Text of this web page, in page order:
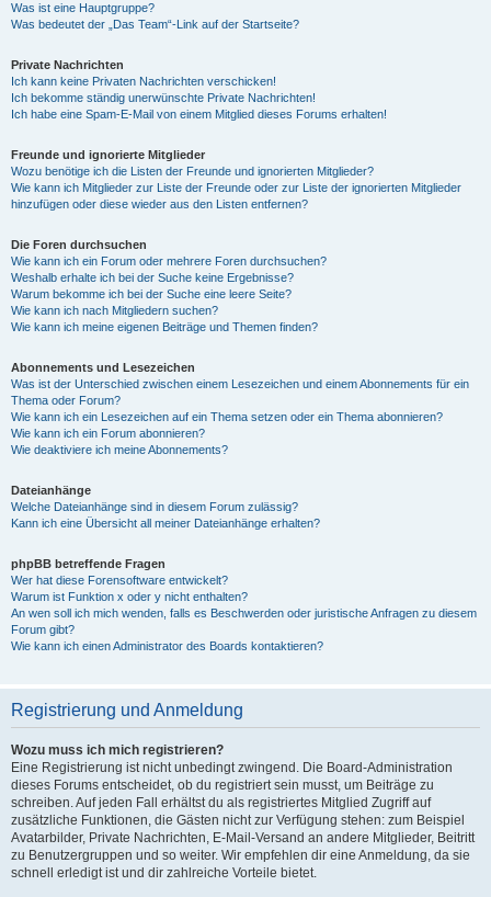
Was ist eine Hauptgruppe?
Was bedeutet der „Das Team“-Link auf der Startseite?
Private Nachrichten
Ich kann keine Privaten Nachrichten verschicken!
Ich bekomme ständig unerwünschte Private Nachrichten!
Ich habe eine Spam-E-Mail von einem Mitglied dieses Forums erhalten!
Freunde und ignorierte Mitglieder
Wozu benötige ich die Listen der Freunde und ignorierten Mitglieder?
Wie kann ich Mitglieder zur Liste der Freunde oder zur Liste der ignorierten Mitglieder
hinzufügen oder diese wieder aus den Listen entfernen?
Die Foren durchsuchen
Wie kann ich ein Forum oder mehrere Foren durchsuchen?
Weshalb erhalte ich bei der Suche keine Ergebnisse?
Warum bekomme ich bei der Suche eine leere Seite?
Wie kann ich nach Mitgliedern suchen?
Wie kann ich meine eigenen Beiträge und Themen finden?
Abonnements und Lesezeichen
Was ist der Unterschied zwischen einem Lesezeichen und einem Abonnements für ein
Thema oder Forum?
Wie kann ich ein Lesezeichen auf ein Thema setzen oder ein Thema abonnieren?
Wie kann ich ein Forum abonnieren?
Wie deaktiviere ich meine Abonnements?
Dateianhänge
Welche Dateianhänge sind in diesem Forum zulässig?
Kann ich eine Übersicht all meiner Dateianhänge erhalten?
phpBB betreffende Fragen
Wer hat diese Forensoftware entwickelt?
Warum ist Funktion x oder y nicht enthalten?
An wen soll ich mich wenden, falls es Beschwerden oder juristische Anfragen zu diesem
Forum gibt?
Wie kann ich einen Administrator des Boards kontaktieren?
Registrierung und Anmeldung
Wozu muss ich mich registrieren?
Eine Registrierung ist nicht unbedingt zwingend. Die Board-Administration
dieses Forums entscheidet, ob du registriert sein musst, um Beiträge zu
schreiben. Auf jeden Fall erhältst du als registriertes Mitglied Zugriff auf
zusätzliche Funktionen, die Gästen nicht zur Verfügung stehen: zum Beispiel
Avatarbilder, Private Nachrichten, E-Mail-Versand an andere Mitglieder, Beitritt
zu Benutzergruppen und so weiter. Wir empfehlen dir eine Anmeldung, da sie
schnell erledigt ist und dir zahlreiche Vorteile bietet.